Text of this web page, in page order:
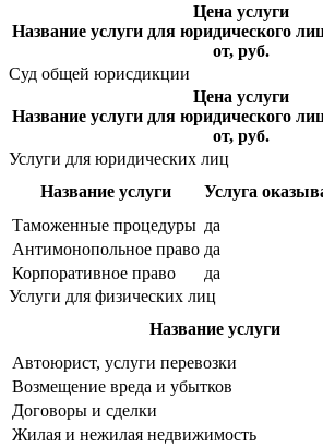
Название услуги
Цена услуги
для юридического
от, руб.
Суд общей юрисдикции
Название услуги
Цена услуги
для юридического
от, руб.
Услуги для юридических лиц
Название услуги
Услуга
Таможенные процедуры да
Антимонопольное право да
Корпоративное право
да
Услуги для физических лиц
Название услуги
Автоюрист, услуги перевозки
Возмещение вреда и убытков
Договоры и сделки
Жилая и нежилая недвижимость